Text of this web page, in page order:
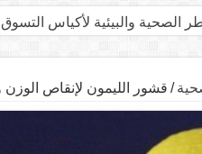
الصحية والبيئية لأكياس التسوق
/ قشور الليمون لإنقاص